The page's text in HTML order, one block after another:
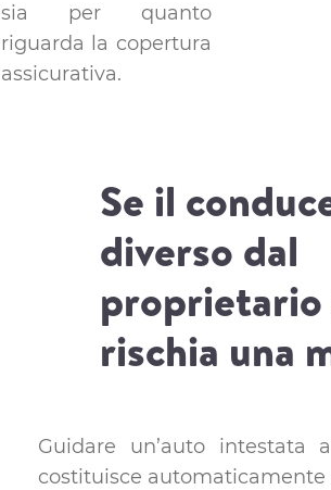
sia per quanto
riguarda la copertura
assicurativa.
Se il
diverso dal
proprietario
rischia una
Guidare un’auto intestata
costituisce automaticamente